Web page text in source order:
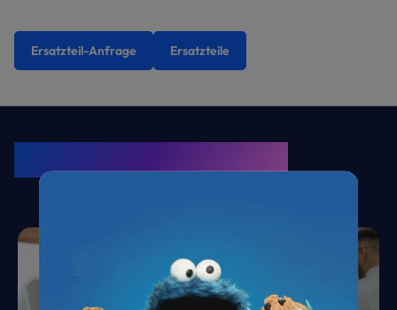
Ersatzteil-Anfrage Ersatzteile